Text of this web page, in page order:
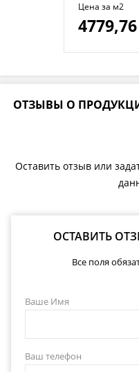
Цена за м2
4779,76
ОТЗЫВЫ О
Оставить отзыв или
ОСТАВИТЬ
Все поля
Ваше Имя
Ваш телефон